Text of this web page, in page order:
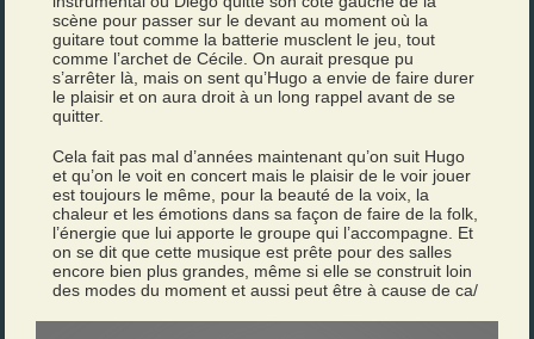
scène pour passer sur le devant au moment où la
guitare tout comme la batterie musclent le jeu, tout
comme l’archet de Cécile. On aurait presque pu
s’arrêter là, mais on sent qu’Hugo a envie de faire durer
le plaisir et on aura droit à un long rappel avant de se
quitter.
Cela fait pas mal d’années maintenant qu’on suit Hugo
et qu’on le voit en concert mais le plaisir de le voir jouer
est toujours le même, pour la beauté de la voix, la
chaleur et les émotions dans sa façon de faire de la folk,
l’énergie que lui apporte le groupe qui l’accompagne. Et
on se dit que cette musique est prête pour des salles
encore bien plus grandes, même si elle se construit loin
des modes du moment et aussi peut être à cause de ca/